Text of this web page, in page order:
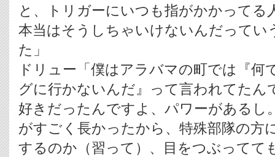
と、トリガーにいつも指がかかってる
本当はそうしちゃいけないんだってい
た」
ドリュー「僕はアラバマの町では『何
グに行かないんだ』って言われてたん
好きだったんですよ、パワーがあるし
がすごく長かったから、特殊部隊の方
するのか（習って）、目をつぶってて